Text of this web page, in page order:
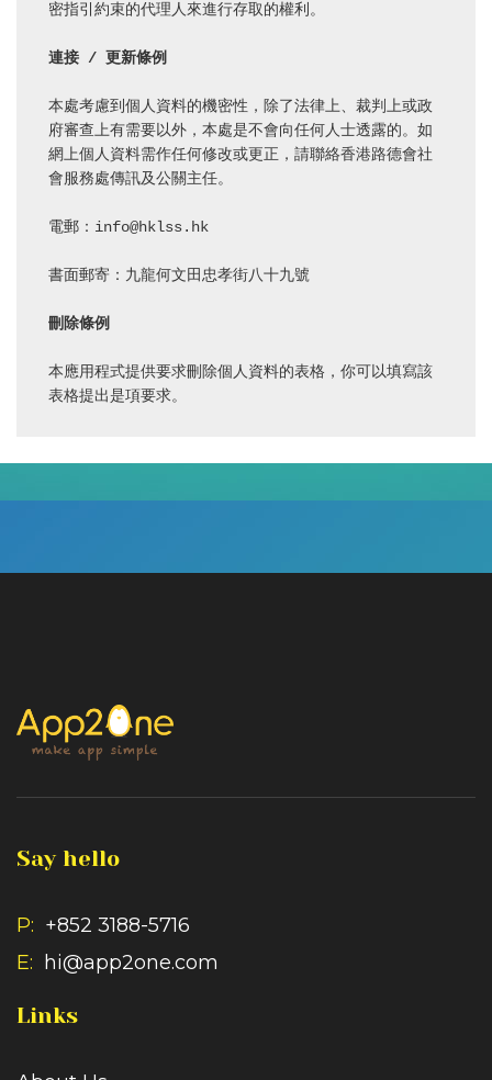
密指引約束的代理人來進行存取的權利。
連接 / 更新條例
本處考慮到個人資料的機密性，除了法律上、裁判上或政
府審查上有需要以外，本處是不會向任何人士透露的。如
網上個人資料需作任何修改或更正，請聯絡香港路德會社
會服務處傳訊及公關主任。
電郵： info@hklss.hk
書面郵寄：九龍何文田忠孝街八十九號
刪除條例
本應用程式提供要求刪除個人資料的表格，你可以填寫該
表格提出是項要求。
Say hello
P: +852 3188-5716
E:
hi@app2one.com
Links